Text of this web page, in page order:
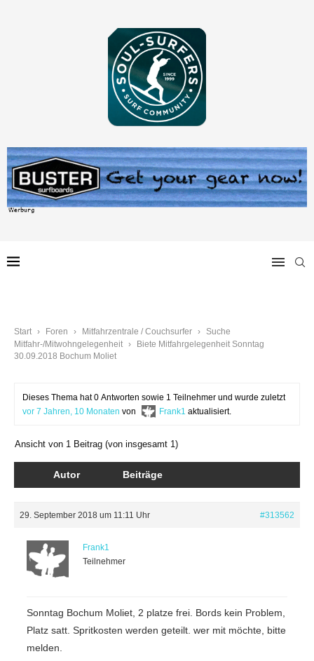
Start › Foren › Mitfahrzentrale / Couchsurfer ›
Suche
Mitfahr-/Mitwohngelegenheit ›
Biete Mitfahrgelegenheit Sonntag
30.09.2018 Bochum Moliet
Dieses Thema hat 0 Antworten sowie 1 Teilnehmer und wurde zuletzt
vor 7 Jahren, 10 Monaten von Frank1 aktualisiert.
Ansicht von 1 Beitrag (von insgesamt 1)
Autor Beiträge
29. September 2018 um 11:11 Uhr #313562
Frank1
Teilnehmer
Sonntag Bochum Moliet, 2 platze frei. Bords kein Problem,
Platz satt. Spritkosten werden geteilt. wer mit möchte, bitte
melden.